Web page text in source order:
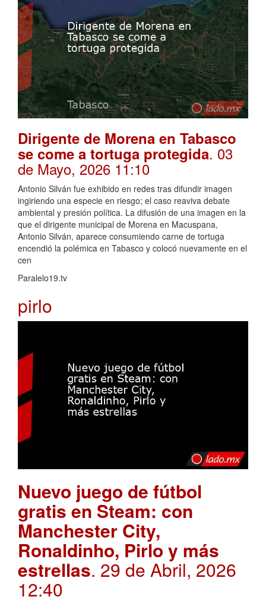
Dirigente de Morena en Tabasco
se come a tortuga protegida. 03
de Mayo, 2026 11:10
Antonio Silván fue exhibido en redes tras difundir imagen
ingiriendo una especie en riesgo; el caso reaviva debate
ambiental y presión política. La difusión de una imagen en la
que el dirigente municipal de Morena en Macuspana,
Antonio Silván, aparece consumiendo carne de tortuga
encendió la polémica en Tabasco y colocó nuevamente en el
cen
Paralelo19.tv
pirlo
Nuevo juego de fútbol
gratis en Steam: con
Manchester City,
Ronaldinho, Pirlo y más
estrellas. 29 de Abril, 2026
12:40